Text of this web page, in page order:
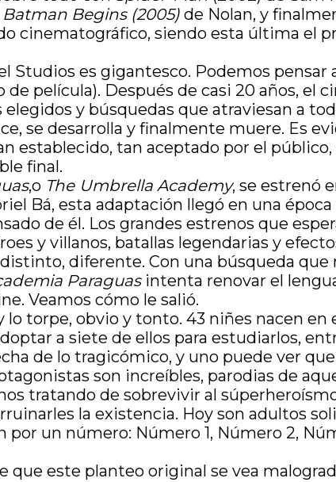
Batman Begins(2005)de Nolan, y
cinematográfico, siendo esta última el
Studios es gigantesco. Podemos pensar
película). Después de casi 20 años, el
y búsquedas que atraviesan a
se desarrolla y finalmente muere. Es
establecido, tan aceptado por el
final.
,o The Umbrella Academy, se estrenó
Bá, esta adaptación llegó en una
de él. Los grandes estrenos que
y villanos, batallas legendarias y
diferente. Con una búsqueda que
Paraguasintenta renovar el
Veamos cómo le salió.
lo torpe, obvio y tonto. 43 niñes nacen
a siete de ellos para estudiarlos,
de lo tragicómico, y uno puede ver
son increíbles, parodias de
tratando de sobrevivir al
la existencia. Hoy son adultos
un número: Número 1, Número 2,
que este planteo original se vea